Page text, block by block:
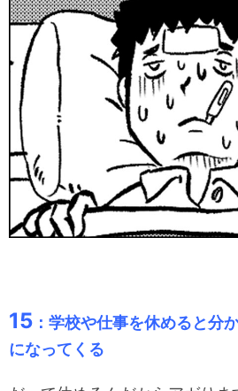
15 ：学校や仕事を休めると分
になってくる